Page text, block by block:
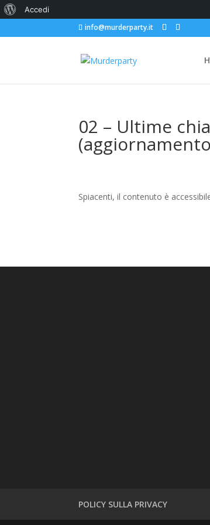
Informazioni
Accedi
info@murderparty.it
02 – Ultime
Spiacenti, il contenuto è
POLICY SULLA PRIVACY